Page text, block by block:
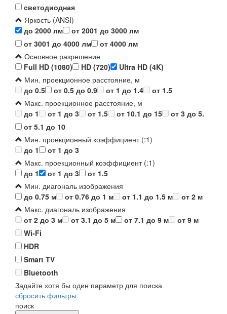
светодиодная
Яркость (ANSI)
до 2000 лм
от 2001 до 3000 лм
от 3001 до 4000 лм
от 4000 лм
Основное разрешение
Full HD (1080)
HD (720)
Ultra HD (4K)
Мин. проекционное расстояние, м
до 0.5
от 0.5 до 0.9 от 1 до 1.4
от 1.5
Макс. проекционное расстояние, м
до 1
от 1 до 3 от 1.5 от 10.1 до 15
от 3 до 5.
от 5.1 до 10
Мин. проекционный коэффициент (:1)
до 1
от 1 до 3
Макс. проекционный коэффициент (:1)
до 1
от 1 до 3
от 1.5
Мин. диагональ изображения
до 0.75 м
от 0.76 до 1 м от 1.1 до 1.5 м
от 2 м
Макс. диагональ изображения
от 2 до 3 м
от 3.1 до 5 м от 7.1 до 9 м
от 9 м
Wi-Fi
HDR
Smart TV
Bluetooth
Задайте хотя бы один параметр для поиска
сбросить фильтры
поиск